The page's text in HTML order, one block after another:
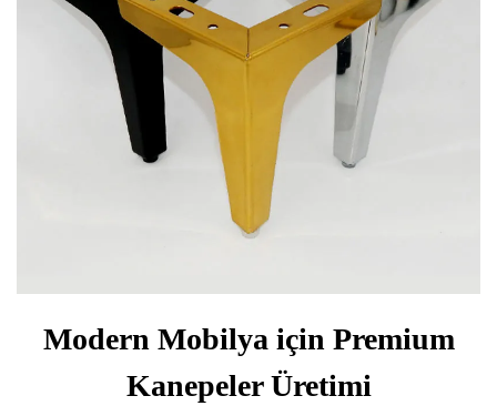
Modern Mobilya için Premium
Kanepeler Üretimi